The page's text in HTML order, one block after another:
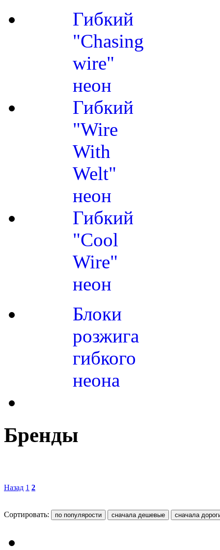
Гибкий
"Chasing
wire"
неон
Гибкий
"Wire
With
Welt"
неон
Гибкий
"Cool
Wire"
неон
Блоки
розжига
гибкого
неона
Бренды
Назад 1 2
Сортировать: